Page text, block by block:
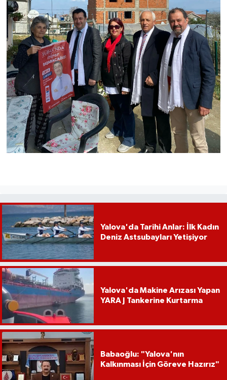
Yalova'da Tarihi Anlar: İlk Kadın
Deniz Astsubayları Yetişiyor
Yalova'da Makine Arızası Yapan
YARA J Tankerine Kurtarma
Babaoğlu: "Yalova'nın
Kalkınması İçin Göreve Hazırız"